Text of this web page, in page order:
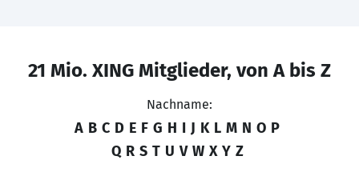
21 Mio. XING Mitglieder, von A bis Z
Nachname:
A B C D E F G H I J K L M N O P
Q R S T U V W X Y Z